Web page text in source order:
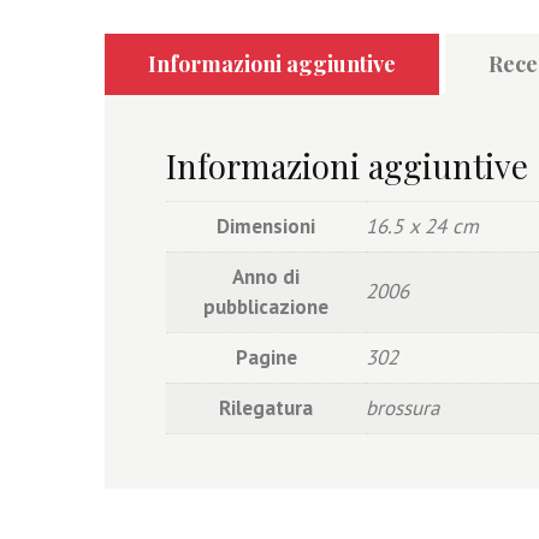
Informazioni aggiuntive
Informazioni aggiuntive
Dimensioni
16.5 x 24 cm
Anno di
pubblicazione
2006
Pagine
302
Rilegatura
brossura